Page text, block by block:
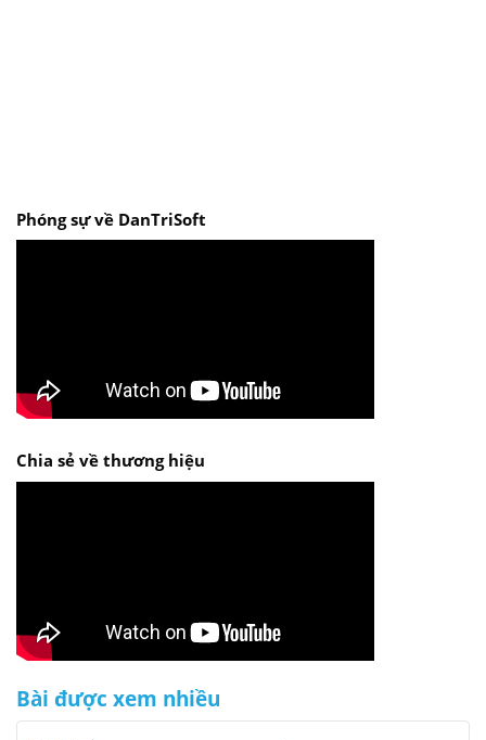
Phóng sự về DanTriSoft
Chia sẻ về thương hiệu
Bài được xem nhiều